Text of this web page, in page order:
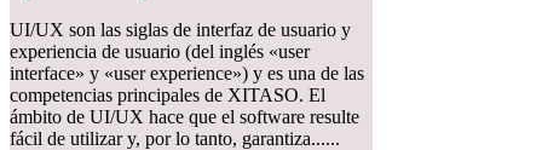
UI/UX son las siglas de interfaz de usuario y
experiencia de usuario (del inglés «user
interface» y «user experience») y es una de las
competencias principales de XITASO. El
ámbito de UI/UX hace que el software resulte
fácil de utilizar y, por lo tanto, garantiza......